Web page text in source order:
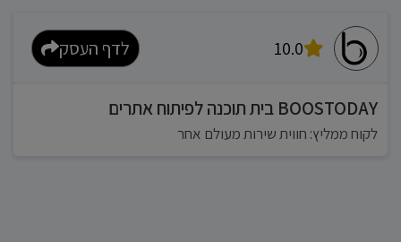
10.0 לדף העסק
BOOSTODAY בית תוכנה לפיתוח אתרים
לקוח ממליץ: חווית שירות מעולם אחר